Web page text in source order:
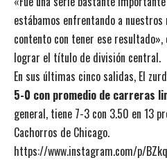
estábamos enfrentando a
contento con tener ese
lograr el título de división central.
En sus últimas cinco salidas, El
5-0 con promedio de carreras
general, tiene 7-3 con 3.50 en 13
Cachorros de Chicago.
https://www.instagram.com/p/